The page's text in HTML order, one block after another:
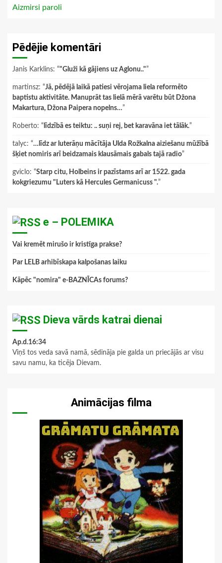
Aizmirsi paroli
Pēdējie komentāri
Janis Karklins: “"Gluži kā gājiens uz Aglonu.."”
martinsz: “Jā, pēdējā laikā patiesi vērojama liela reformēto
baptistu aktivitāte. Manuprāt tas lielā mērā varētu būt Džona
Makartura, Džona Paipera nopelns…”
Roberto: “ līdzībā es teiktu: .. suņi rej, bet karavāna iet tālāk.”
talyc: “…līdz ar luterāņu mācītāja Ulda Rožkalna aiziešanu mūžībā
šķiet nomiris arī beidzamais klausāmais gabals tajā radio”
gviclo: “Starp citu, Holbeins ir pazīstams arī ar 1522. gada
kokgriezumu "Luters kā Hercules Germanicuss ".”
e – POLEMIKA
Vai kremēt mirušo ir kristīga prakse?
Par LELB arhibīskapa kalpošanas laiku
Kāpēc "nomira" e-BAZNĪCAs forums?
Dieva vārds katrai dienai
Ap.d.16:34
Viņš tos veda savā namā, sēdināja pie galda un priecājās ar visu
savu namu, ka ticēja Dievam.
Animācijas filma